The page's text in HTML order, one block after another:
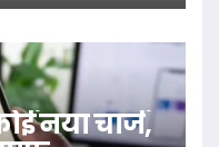
नया चार्ज,